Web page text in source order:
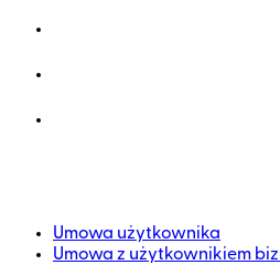
Umowa użytkownika
Umowa z użytkownikiem